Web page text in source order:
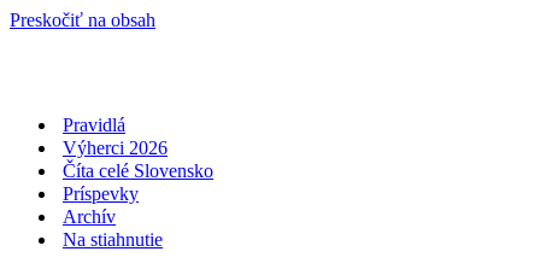
Preskočiť na obsah
Pravidlá
Výherci 2026
Číta celé Slovensko
Príspevky
Archív
Na stiahnutie